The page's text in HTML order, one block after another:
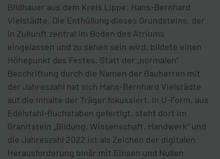
Bildhauer aus dem Kreis Lippe: Hans-Bernhard
Vielstädte. Die Enthüllung dieses Grundsteins, der
in Zukunft zentral im Boden des Atriums
eingelassen und zu sehen sein wird, bildete einen
Höhepunkt des Festes. Statt der „normalen“
Beschriftung durch die Namen der Bauherren mit
der Jahreszahl hat sich Hans-Bernhard Vielstädte
auf die Inhalte der Träger fokussiert. In U-Form, aus
Edelstahl-Buchstaben gefertigt, steht dort im
Granitstein „Bildung, Wissenschaft, Handwerk“ und
die Jahreszahl 2022 ist als Zeichen der digitalen
Herausforderung binär mit Einsen und Nullen